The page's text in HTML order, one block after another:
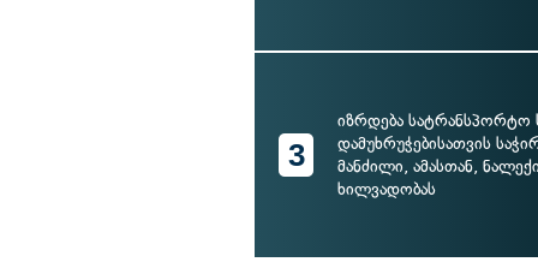
3
იზრდება სატრანსპორტო
დამუხრუჭებისათვის
მანძილი, ამასთან,
ხილვადობას